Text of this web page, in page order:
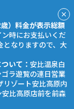
）料金が表示総額
時にお支払いくだ
となりますので、大
いて： 安比温泉白
ラ遊覧の連日営業
ゾート安比高原内
比高原店前を前森